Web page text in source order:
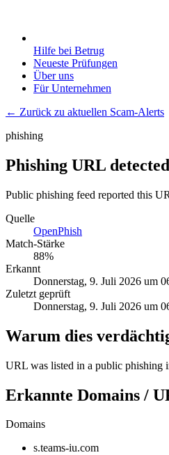
Hilfe bei Betrug
Neueste Prüfungen
Über uns
Für Unternehmen
← Zurück zu aktuellen Scam-Alerts
phishing
Phishing URL
Public phishing feed reported this
Quelle
OpenPhish
Match-Stärke
88%
Erkannt
Donnerstag, 9. Juli 2026 um
Zuletzt geprüft
Donnerstag, 9. Juli 2026 um
Warum dies
URL was listed in a public phishing
Erkannte Domains /
Domains
s.teams-iu.com